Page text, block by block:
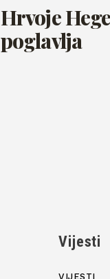
Hrvoje
poglavlja
Vijesti
VIJESTI